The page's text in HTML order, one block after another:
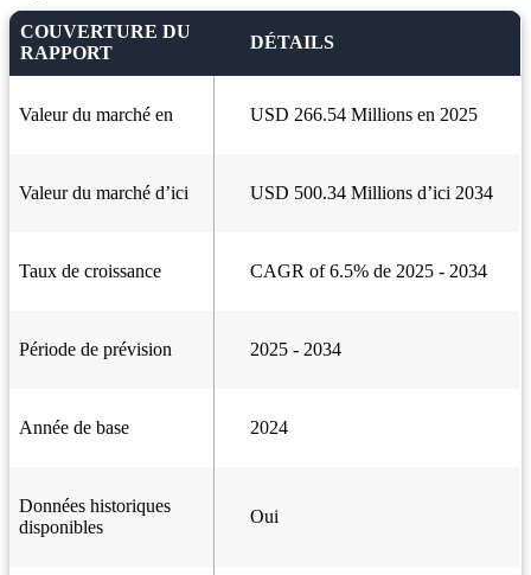
COUVERTURE DU
RAPPORT
DÉTAILS
Valeur du marché en USD 266.54 Millions en 2025
Valeur du marché d’ici USD 500.34 Millions d’ici 2034
Taux de croissance CAGR of 6.5% de 2025 - 2034
Période de prévision 2025 - 2034
Année de base 2024
Données historiques
disponibles
Oui